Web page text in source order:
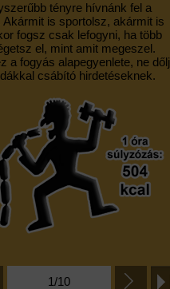
tényre hívnánk fel a
Akármit is sportolsz, akármit is
fogsz csak lefogyni, ha több
el, mint amit megeszel.
a fogyás alapegyenlete, ne dőlj
csábító hirdetéseknek.
1/10